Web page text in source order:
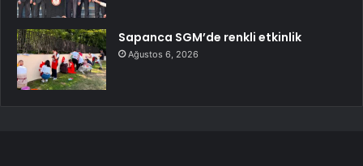
Sapanca SGM’de renkli etkinlik
Ağustos 6, 2026